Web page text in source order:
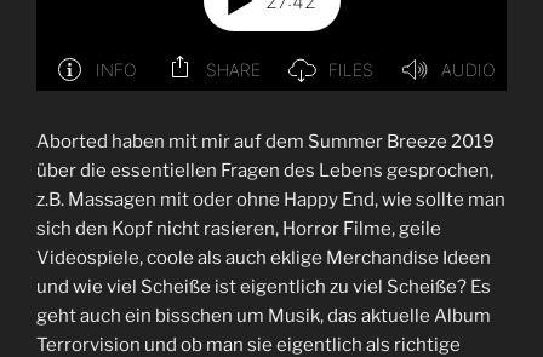
Aborted haben mit mir auf dem Summer Breeze 2019
über die essentiellen Fragen des Lebens gesprochen,
z.B. Massagen mit oder ohne Happy End, wie sollte man
sich den Kopf nicht rasieren, Horror Filme, geile
Videospiele, coole als auch eklige Merchandise Ideen
und wie viel Scheiße ist eigentlich zu viel Scheiße? Es
geht auch ein bisschen um Musik, das aktuelle Album
Terrorvision und ob man sie eigentlich als richtige